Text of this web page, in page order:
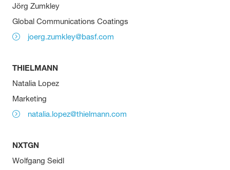
Jörg Zumkley
Global Communications Coatings
joerg.zumkley@basf.com
THIELMANN
Natalia Lopez
Marketing
natalia.lopez@thielmann.com
NXTGN
Wolfgang Seidl